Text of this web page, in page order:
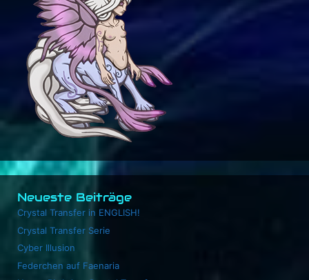
Neueste Beiträge
Crystal Transfer in ENGLISH!
Crystal Transfer Serie
Cyber Illusion
Federchen auf Faenaria